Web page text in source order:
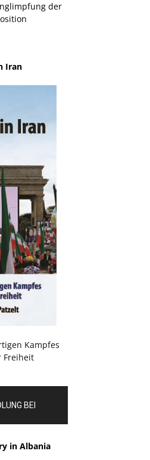
der
Iran
Kampfes
Freiheit
BEI
in Albania